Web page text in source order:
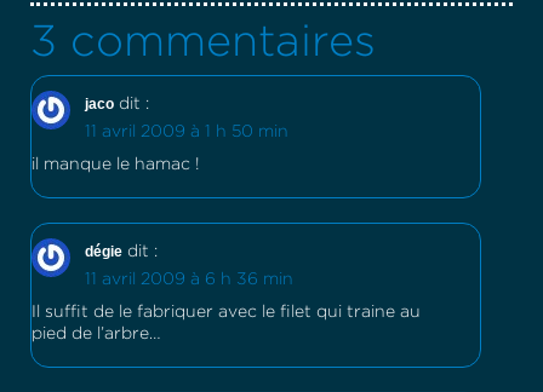
3 commentaires
jaco dit :
11 avril 2009 à 1 h 50 min
il manque le hamac !
dégie dit :
11 avril 2009 à 6 h 36 min
Il suffit de le fabriquer avec le filet qui traine au
pied de l’arbre…